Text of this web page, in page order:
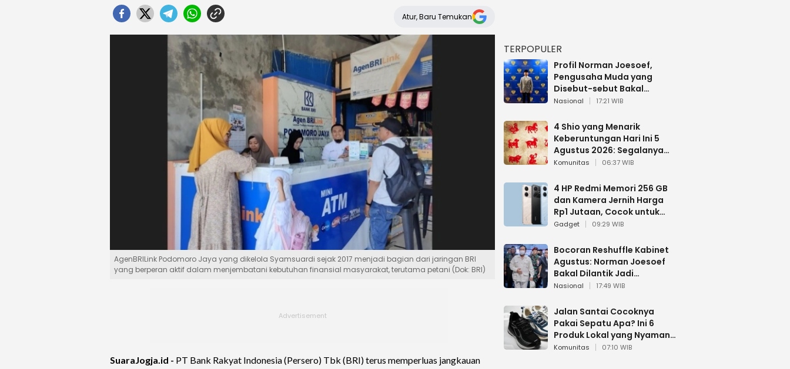
Atur, Baru Temukan
AgenBRILink Podomoro Jaya yang dikelola Syamsuardi sejak 2017 menjadi bagian dari jaringan BRI
yang berperan aktif dalam menjembatani kebutuhan finansial masyarakat, terutama petani (Dok: BRI)
SuaraJogja.id - PT Bank Rakyat Indonesia (Persero) Tbk (BRI) terus memperluas jangkauan
TERPOPULER
Profil Norman Joesoef,
Pengusaha Muda yang
Disebut-sebut Bakal
Dilantik Jadi Wamenhan RI
Nasional 17:21 WIB
4 Shio yang Menarik
Keberuntungan Hari Ini 5
Agustus 2026: Segalanya
Berjalan Lancar
Komunitas 06:37 WIB
4 HP Redmi Memori 256 GB
dan Kamera Jernih Harga
Rp1 Jutaan, Cocok untuk
Multitasking
Gadget 09:29 WIB
Bocoran Reshuffle Kabinet
Agustus: Norman Joesoef
Bakal Dilantik Jadi
Wamenhan RI
Nasional 17:49 WIB
Jalan Santai Cocoknya
Pakai Sepatu Apa? Ini 6
Produk Lokal yang Nyaman
Buat 17 Agustusan
Komunitas 07:10 WIB